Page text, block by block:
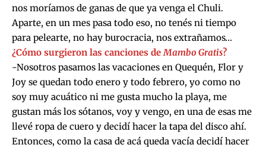
nos moríamos de ganas de que ya venga el Chuli.
Aparte, en un mes pasa todo eso, no tenés ni tiempo
para pelearte, no hay burocracia, nos extrañamos…
¿Cómo surgieron las canciones deMambo Gratis?
-Nosotros pasamos las vacaciones en Quequén, Flor y
Joy se quedan todo enero y todo febrero, yo como no
soy muy acuático ni me gusta mucho la playa, me
gustan más los sótanos, voy y vengo, en una de esas me
llevé ropa de cuero y decidí hacer la tapa del disco ahí.
Entonces, como la casa de acá queda vacía decidí hacer